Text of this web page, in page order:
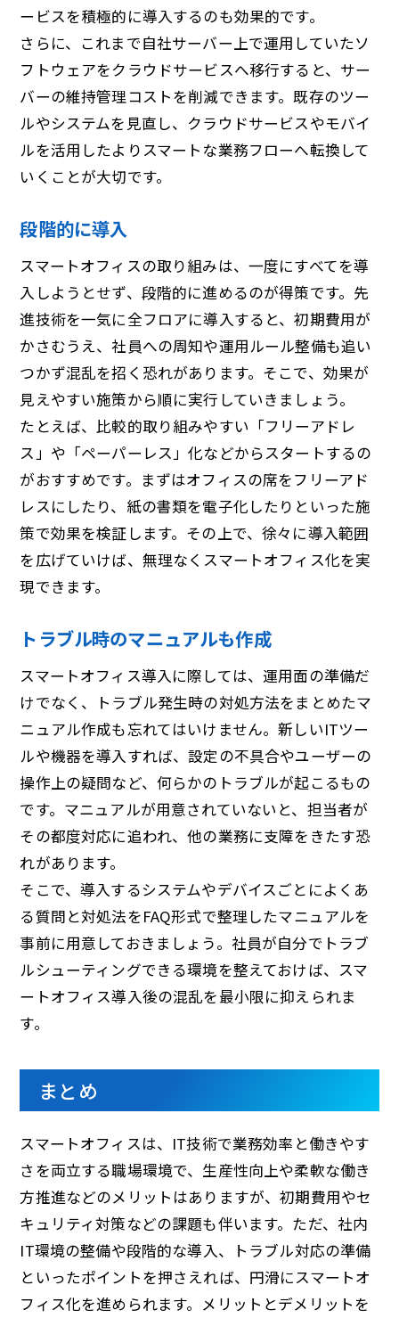
ービスを積極的に導入するのも効果的です。
さらに、これまで自社サーバー上で運用していたソ
フトウェアをクラウドサービスへ移行すると、サー
バーの維持管理コストを削減できます。既存のツー
ルやシステムを見直し、クラウドサービスやモバイ
ルを活用したよりスマートな業務フローへ転換して
いくことが大切です。
段階的に導入
スマートオフィスの取り組みは、一度にすべてを導
入しようとせず、段階的に進めるのが得策です。先
進技術を一気に全フロアに導入すると、初期費用が
かさむうえ、社員への周知や運用ルール整備も追い
つかず混乱を招く恐れがあります。そこで、効果が
見えやすい施策から順に実行していきましょう。
たとえば、比較的取り組みやすい「フリーアドレ
ス」や「ペーパーレス」化などからスタートするの
がおすすめです。まずはオフィスの席をフリーアド
レスにしたり、紙の書類を電子化したりといった施
策で効果を検証します。その上で、徐々に導入範囲
を広げていけば、無理なくスマートオフィス化を実
現できます。
トラブル時のマニュアルも作成
スマートオフィス導入に際しては、運用面の準備だ
けでなく、トラブル発生時の対処方法をまとめたマ
ニュアル作成も忘れてはいけません。新しいITツー
ルや機器を導入すれば、設定の不具合やユーザーの
操作上の疑問など、何らかのトラブルが起こるもの
です。マニュアルが用意されていないと、担当者が
その都度対応に追われ、他の業務に支障をきたす恐
れがあります。
そこで、導入するシステムやデバイスごとによくあ
る質問と対処法をFAQ形式で整理したマニュアルを
事前に用意しておきましょう。社員が自分でトラブ
ルシューティングできる環境を整えておけば、スマ
ートオフィス導入後の混乱を最小限に抑えられま
す。
まとめ
スマートオフィスは、IT技術で業務効率と働きやす
さを両立する職場環境で、生産性向上や柔軟な働き
方推進などのメリットはありますが、初期費用やセ
キュリティ対策などの課題も伴います。ただ、社内
IT環境の整備や段階的な導入、トラブル対応の準備
といったポイントを押さえれば、円滑にスマートオ
フィス化を進められます。メリットとデメリットを